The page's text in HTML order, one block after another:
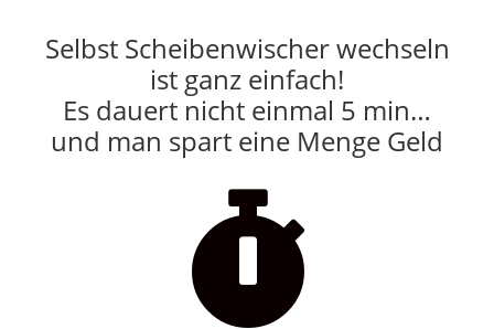
Selbst Scheibenwischer wechseln
ist ganz einfach!
Es dauert nicht einmal 5 min…
und man spart eine Menge Geld
